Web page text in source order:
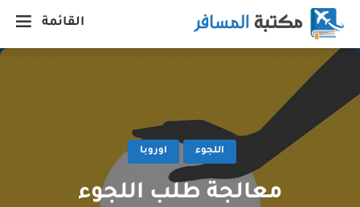
القائمة
اللجوء اوروبا
معالجة طلب اللجوء